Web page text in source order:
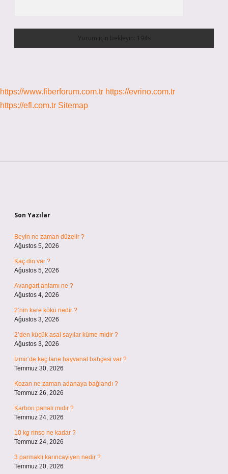
https://www.fiberforum.com.tr https://evrino.com.tr
https://efl.com.tr Sitemap
Son Yazılar
Beyin ne zaman düzelir ?
Ağustos 5, 2026
Kaç din var ?
Ağustos 5, 2026
Avangart anlamı ne ?
Ağustos 4, 2026
2’nin kare kökü nedir ?
Ağustos 3, 2026
2’den küçük asal sayılar küme midir ?
Ağustos 3, 2026
İzmir’de kaç tane hayvanat bahçesi var ?
Temmuz 30, 2026
Kozan ne zaman adanaya bağlandı ?
Temmuz 26, 2026
Karbon pahalı mıdır ?
Temmuz 24, 2026
10 kg rinso ne kadar ?
Temmuz 24, 2026
3 parmaklı karıncayiyen nedir ?
Temmuz 20, 2026